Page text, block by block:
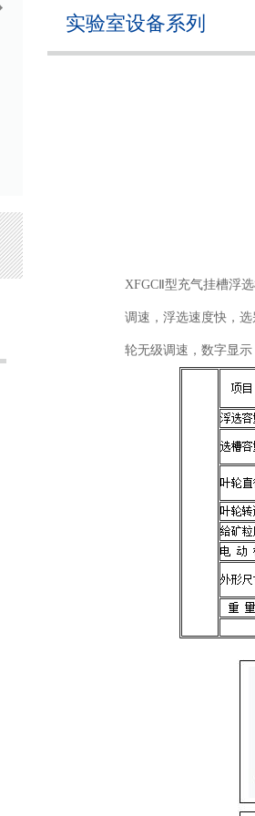
实验室设备系列
XFGCⅡ型充气挂槽浮
调速，浮选速度快，
轮无级调速，数字显